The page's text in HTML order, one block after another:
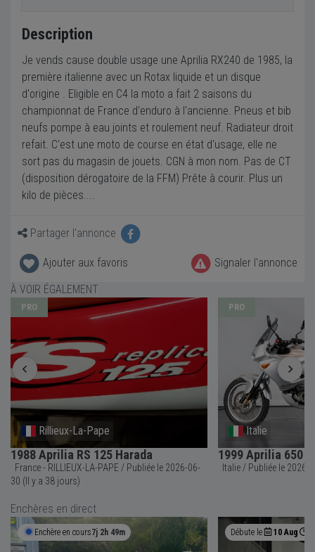
Description
Je vends cause double usage une Aprilia RX240 de 1985, la
première italienne avec un Rotax liquide et un disque
d'origine . Eligible en C4 la moto a fait 2 saisons du
championnat de France d'enduro à l'ancienne. Pneus et bib
neufs pompe à eau joints et roulement neuf. Radiateur droit
refait. C'est une moto de course en état d'usage, elle ne
sort pas du magasin de jouets. CGN à mon nom. Pas de CT
(disposition dérogatoire de la FFM) Prête à courir. Plus un
kilo de pièces....
Partager l'annonce
Ajouter aux favoris
Signaler l'annonce
À VOIR ÉGALEMENT
PRO
Rillieux-La-Pape
1988 Aprilia RS 125 Harada
France - RILLIEUX-LA-PAPE / Publiée le 2026-06-
30 (Il y a 38 jours)
PRO
Italie
1999 Aprilia 650
Italie /
Enchères en direct
Enchère en cours7j 2h 49m Débute le 10 Aug